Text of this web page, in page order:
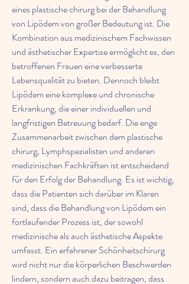
eines plastische chirurg bei der Behandlung
von Lipödem von großer Bedeutung ist. Die
Kombination aus medizinischem Fachwissen
und ästhetischer Expertise ermöglicht es, den
betroffenen Frauen eine verbesserte
Lebensqualität zu bieten. Dennoch bleibt
Lipödem eine komplexe und chronische
Erkrankung, die einer individuellen und
langfristigen Betreuung bedarf. Die enge
Zusammenarbeit zwischen dem plastische
chirurg, Lymphspezialisten und anderen
medizinischen Fachkräften ist entscheidend
für den Erfolg der Behandlung. Es ist wichtig,
dass die Patienten sich darüber im Klaren
sind, dass die Behandlung von Lipödem ein
fortlaufender Prozess ist, der sowohl
medizinische als auch ästhetische Aspekte
umfasst. Ein erfahrener Schönheitschirurg
wird nicht nur die körperlichen Beschwerden
lindern, sondern auch dazu beitragen, dass